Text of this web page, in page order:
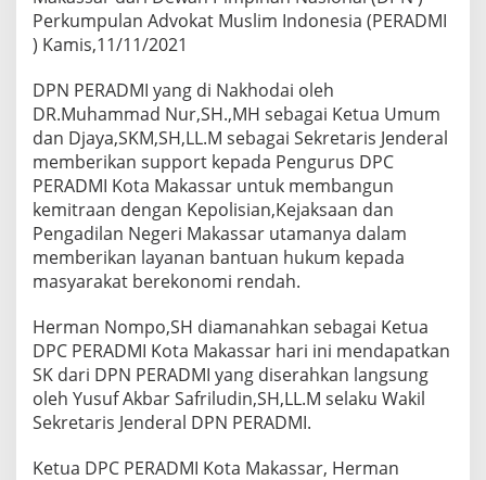
Perkumpulan Advokat Muslim Indonesia (PERADMI
) Kamis,11/11/2021
DPN PERADMI yang di Nakhodai oleh
DR.Muhammad Nur,SH.,MH sebagai Ketua Umum
dan Djaya,SKM,SH,LL.M sebagai Sekretaris Jenderal
memberikan support kepada Pengurus DPC
PERADMI Kota Makassar untuk membangun
kemitraan dengan Kepolisian,Kejaksaan dan
Pengadilan Negeri Makassar utamanya dalam
memberikan layanan bantuan hukum kepada
masyarakat berekonomi rendah.
Herman Nompo,SH diamanahkan sebagai Ketua
DPC PERADMI Kota Makassar hari ini mendapatkan
SK dari DPN PERADMI yang diserahkan langsung
oleh Yusuf Akbar Safriludin,SH,LL.M selaku Wakil
Sekretaris Jenderal DPN PERADMI.
Ketua DPC PERADMI Kota Makassar, Herman